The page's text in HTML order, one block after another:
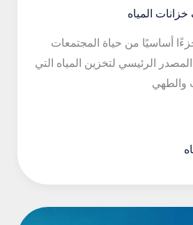
المياه
أساسيًا من حياة المجتمعات
الرئيسي لتخزين المياه التي
والطهي